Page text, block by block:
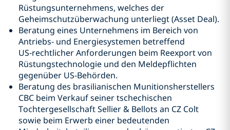
Rüstungsunternehmens, welches der
Geheimschutzüberwachung unterliegt (Asset Deal).
Beratung eines Unternehmens im Bereich von
Antriebs- und Energiesystemen betreffend
US‑rechtlicher Anforderungen beim Reexport von
Rüstungstechnologie und den Meldepflichten
gegenüber US‑Behörden.
Beratung des brasilianischen Munitionsherstellers
CBC beim Verkauf seiner tschechischen
Tochtergesellschaft Sellier & Bellots an CZ Colt
sowie beim Erwerb einer bedeutenden